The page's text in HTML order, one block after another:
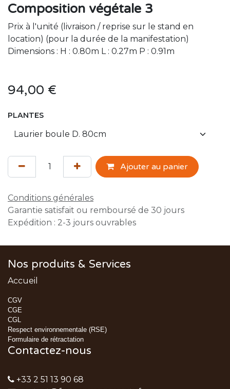
Composition végétale 3
Prix à l'unité (livraison / reprise sur le stand en
location) (pour la durée de la manifestation)
Dimensions : H : 0.80m L : 0.27m P : 0.91m
94,00 €
PLANTES
Ajouter au panier
Conditions générales
Garantie satisfait ou remboursé de 30 jours
Expédition : 2-3 jours ouvrables
Nos produits & Services
Accueil
CGV
CGE
CGL
Respect environnementale (RSE)
Formulaire de rétractation
Contactez-nous
+33 2 51 13 90 68